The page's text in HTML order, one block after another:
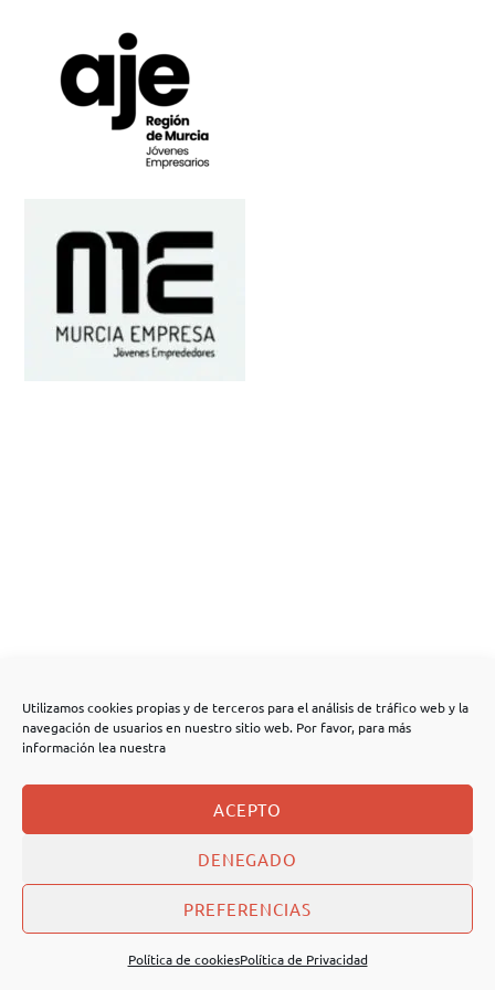
Utilizamos cookies propias y de terceros para el análisis de tráfico web y la
navegación de usuarios en nuestro sitio web. Por favor, para más
información lea nuestra
ACEPTO
DENEGADO
PREFERENCIAS
Política de cookiesPolítica de Privacidad